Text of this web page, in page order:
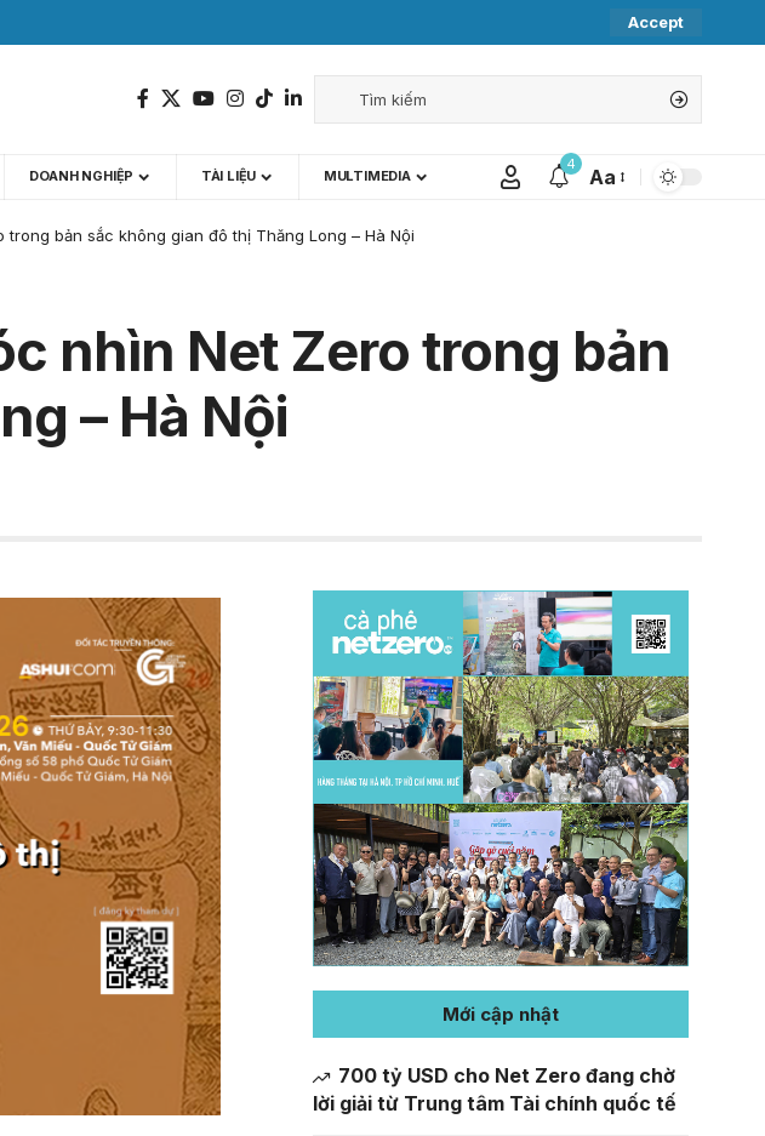
Accept
DOANH NGHIỆP TÀI LIỆU MULTIMEDIA
4
Aa
bản sắc không gian đô thị Thăng Long – Hà Nội
nhìn Net Zero trong bản
– Hà Nội
Mới cập nhật
700 tỷ USD cho Net Zero đang chờ
lời giải từ Trung tâm Tài chính quốc tế